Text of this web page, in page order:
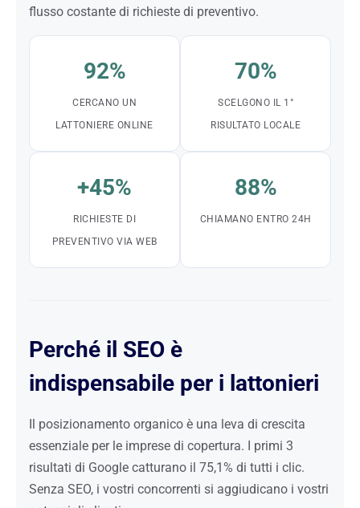
flusso costante di richieste di preventivo.
92%
CERCANO UN
LATTONIERE ONLINE
70%
SCELGONO IL 1°
RISULTATO LOCALE
+45%
RICHIESTE DI
PREVENTIVO VIA WEB
88%
CHIAMANO ENTRO 24H
Perché il SEO è
indispensabile per i lattonieri
Il posizionamento organico è una leva di crescita
essenziale per le imprese di copertura. I primi 3
risultati di Google catturano il 75,1% di tutti i clic.
Senza SEO, i vostri concorrenti si aggiudicano i vostri